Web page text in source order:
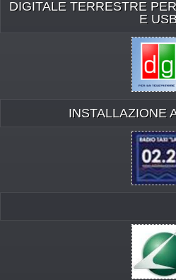
DIGITALE TERRESTRE
E
INSTALLAZIONE